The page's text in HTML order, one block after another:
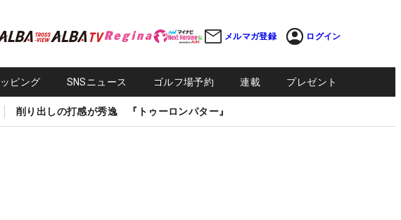
メルマガ登録 ログイン
ピング SNSニュース ゴルフ場予約 連載 プレゼント
削り出しの打感が秀逸 『トゥーロンパター』